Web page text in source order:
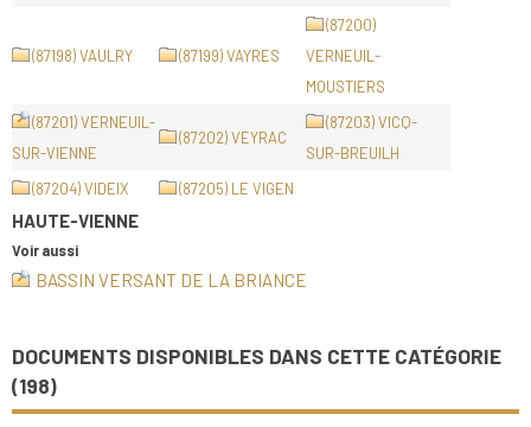
(87198) VAULRY (87199) VAYRES
(87200)
VERNEUIL-
MOUSTIERS
(87201) VERNEUIL-
SUR-VIENNE
(87202) VEYRAC
(87203) VICQ-
SUR-BREUILH
(87204) VIDEIX
(87205) LE VIGEN
HAUTE-VIENNE
Voir aussi
BASSIN VERSANT DE LA BRIANCE
DOCUMENTS DISPONIBLES DANS CETTE CATÉGORIE
(198)